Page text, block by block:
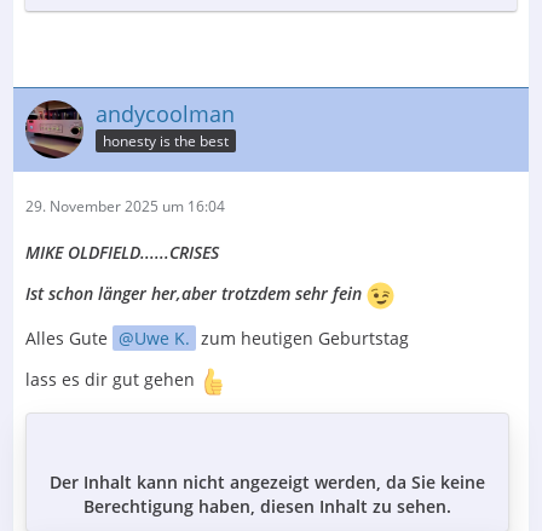
andycoolman
honesty is the best
29. November 2025 um 16:04
MIKE OLDFIELD......CRISES
Ist schon länger her,aber trotzdem sehr fein
Alles Gute
Uwe K. zum heutigen Geburtstag
lass es dir gut gehen
Der Inhalt kann nicht angezeigt werden, da Sie keine
Berechtigung haben, diesen Inhalt zu sehen.